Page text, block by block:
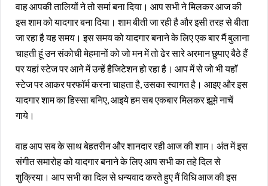
वाह आपकी तालियों ने तो समां बना दिया। आप सभी ने मिलकर आज की
इस शाम को यादगार बना दिया। शाम बीती जा रही है और इसी तरह से बीता
जा रहा है यह समय। इस समय को यादगार बनाने के लिए एक बार मैं बुलाना
चाहती हूं उन संकोची मेहमानों को जो मन में तो ढेर सारे अरमान छुपाए बैठे हैं
पर यहां स्टेज पर आने में उन्हें हैजिटेशन हो रहा है। आप में से जो भी यहाॅ
स्टेज पर आकर परफॉर्म करना चाहता है, उसका स्वागत है। आइए और इस
यादगार शाम का हिस्सा बनिए, आइये हम सब एकबार मिलकर झूमे नाचें
गाये।
वाह आप सब के साथ बेहतरीन और शानदार रही आज की शाम। अंत में इस
संगीत समारोह को यादगार बनाने के लिए आप सभी का तहे दिल से
शुक्रिया। ‌आप सभी का दिल से धन्यवाद करते हुए मैं विधि आज की इस